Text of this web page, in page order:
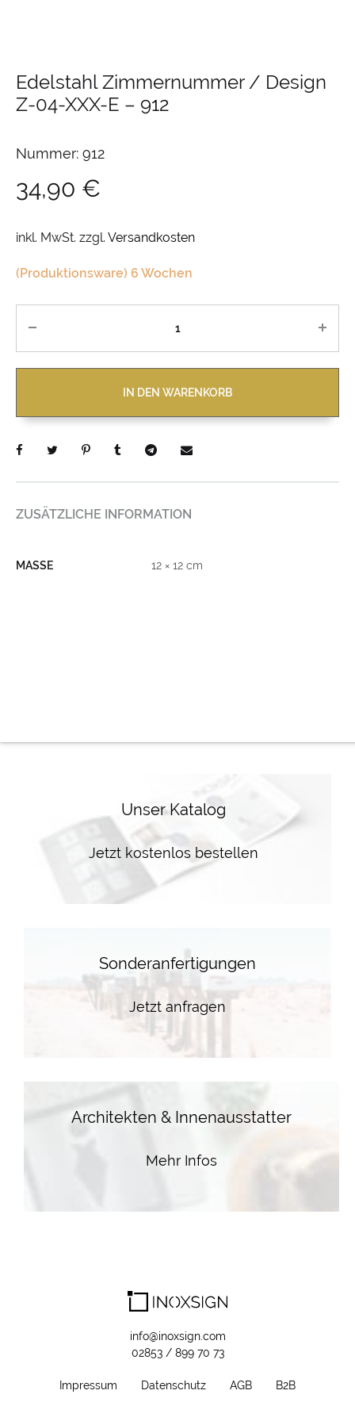
Edelstahl Zimmernummer / Design
Z-04-XXX-E – 912
Nummer: 912
34,90 €
inkl. MwSt. zzgl. Versandkosten
(Produktionsware) 6 Wochen
IN DEN WARENKORB
ZUSÄTZLICHE INFORMATION
MASSE 12 × 12 cm
Unser Katalog
Jetzt kostenlos bestellen
Sonderanfertigungen
Jetzt anfragen
Architekten & Innenausstatter
Mehr Infos
info@inoxsign.com
02853 / 899 70 73
Impressum Datenschutz AGB B2B